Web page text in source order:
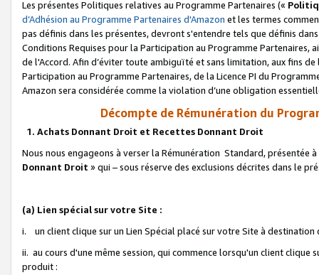
Les présentes Politiques relatives au Programme Partenaires («
d’Adhésion au Programme Partenaires d'Amazon et les termes
pas définis dans les présentes, devront s'entendre tels que définis
Conditions Requises pour la Participation au Programme Partenaires,
de l'Accord. Afin d’éviter toute ambiguïté et sans limitation, aux fins
Participation au Programme Partenaires, de la Licence PI du
Amazon sera considérée comme la violation d’une obligation
Décompte de Rémunération du
1. Achats Donnant Droit et Recettes Donnant Droit
Nous nous engageons à verser la Rémunération Standard, présentée
Donnant Droit » qui – sous réserve des exclusions décrites dans le
(a) Lien spécial sur votre Site :
i. un client clique sur un Lien Spécial placé sur votre Site à destination
ii. au cours d'une même session, qui commence lorsqu'un client
produit :